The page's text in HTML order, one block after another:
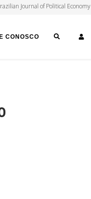
Journal of Political Economy
CONOSCO SEARCH